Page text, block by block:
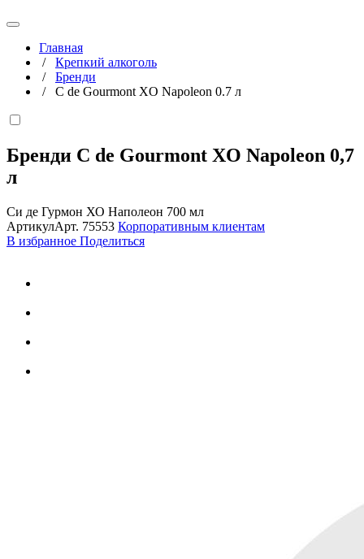
Главная
/ Крепкий алкоголь
/ Бренди
/ C de Gourmont XO Napoleon 0.7 л
Бренди C de Gourmont XO Napoleon 0,7
л
Си де Гурмон ХО Наполеон 700 мл
АртикулАрт. 75553 Корпоративным клиентам
В избранное Поделиться